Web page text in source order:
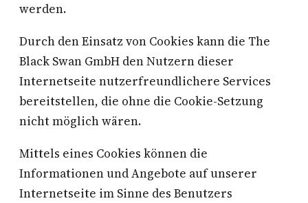
werden.
Durch den Einsatz von Cookies kann die The
Black Swan GmbH den Nutzern dieser
Internetseite nutzerfreundlichere Services
bereitstellen, die ohne die Cookie-Setzung
nicht möglich wären.
Mittels eines Cookies können die
Informationen und Angebote auf unserer
Internetseite im Sinne des Benutzers